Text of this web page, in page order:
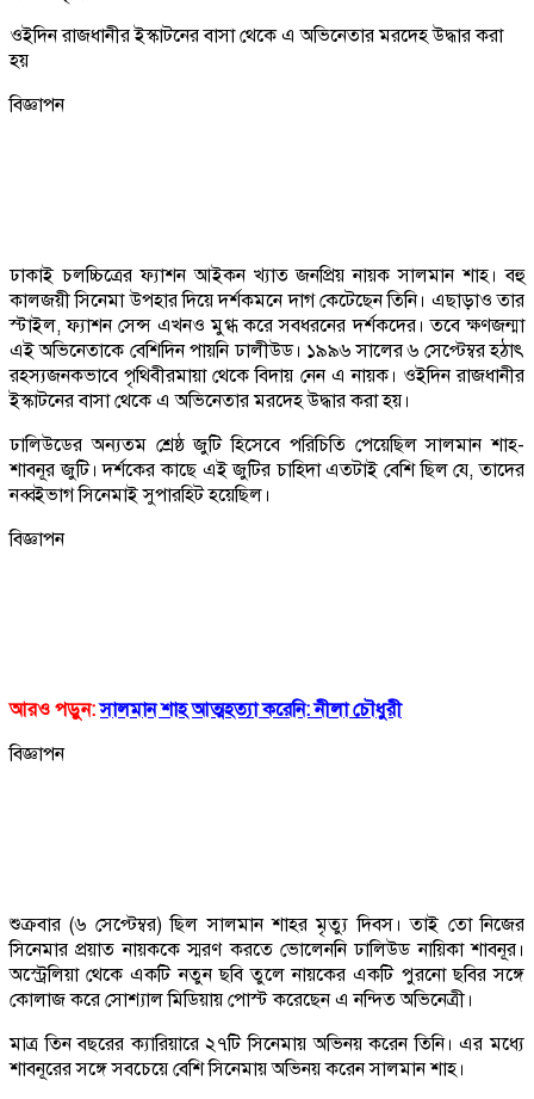
ওইদিন রাজধানীর ইস্কাটনের বাসা থেকে এ অভিনেতার মরদেহ উদ্ধার করা
হয়
বিজ্ঞাপন
ঢাকাই চলচ্চিত্রের ফ্যাশন আইকন খ্যাত জনপ্রিয় নায়ক সালমান শাহ। বহু
কালজয়ী সিনেমা উপহার দিয়ে দর্শকমনে দাগ কেটেছেন তিনি। এছাড়াও তার
স্টাইল, ফ্যাশন সেন্স এখনও মুগ্ধ করে সবধরনের দর্শকদের। তবে ক্ষণজন্মা
এই অভিনেতাকে বেশিদিন পায়নি ঢালীউড। ১৯৯৬ সালের ৬ সেপ্টেম্বর হঠাৎ
রহস্যজনকভাবে পৃথিবীরমায়া থেকে বিদায় নেন এ নায়ক। ওইদিন রাজধানীর
ইস্কাটনের বাসা থেকে এ অভিনেতার মরদেহ উদ্ধার করা হয়।
ঢালিউডের অন্যতম শ্রেষ্ঠ জুটি হিসেবে পরিচিতি পেয়েছিল সালমান শাহ-
শাবনূর জুটি। দর্শকের কাছে এই জুটির চাহিদা এতটাই বেশি ছিল যে, তাদের
নব্বইভাগ সিনেমাই সুপারহিট হয়েছিল।
বিজ্ঞাপন
আরও পড়ুন: সালমান শাহ আত্মহত্যা করেনি: নীলা চৌধুরী
বিজ্ঞাপন
শুক্রবার (৬ সেপ্টেম্বর) ছিল সালমান শাহর মৃত্যু দিবস। তাই তো নিজের
সিনেমার প্রয়াত নায়ককে স্মরণ করতে ভোলেননি ঢালিউড নায়িকা শাবনূর।
অস্ট্রেলিয়া থেকে একটি নতুন ছবি তুলে নায়কের একটি পুরনো ছবির সঙ্গে
কোলাজ করে সোশ্যাল মিডিয়ায় পোস্ট করেছেন এ নন্দিত অভিনেত্রী।
মাত্র তিন বছরের ক্যারিয়ারে ২৭টি সিনেমায় অভিনয় করেন তিনি। এর মধ্যে
শাবনূরের সঙ্গে সবচেয়ে বেশি সিনেমায় অভিনয় করেন সালমান শাহ।